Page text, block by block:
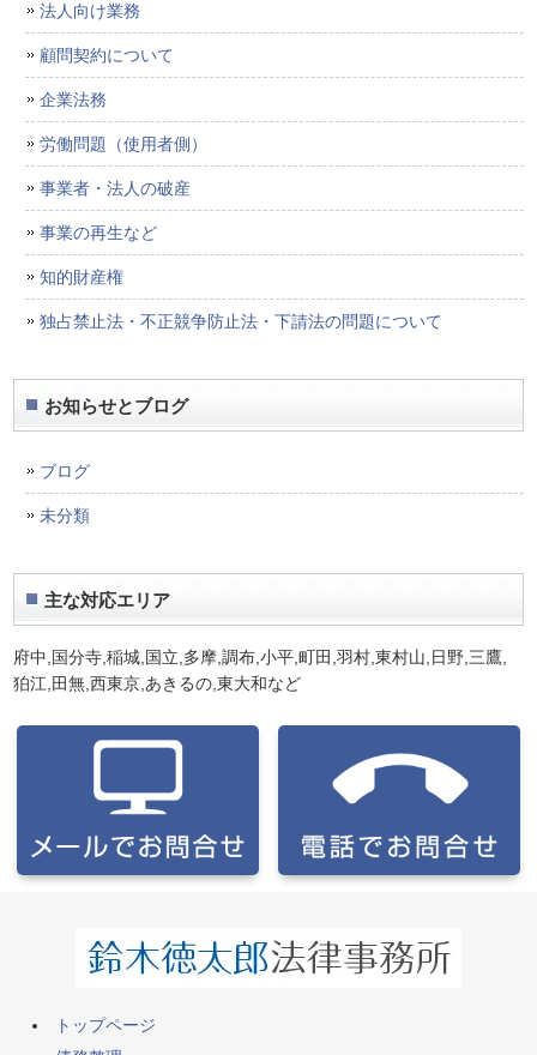
法人向け業務
顧問契約について
企業法務
労働問題（使用者側）
事業者・法人の破産
事業の再生など
知的財産権
独占禁止法・不正競争防止法・下請法の問題について
お知らせとブログ
ブログ
未分類
主な対応エリア
府中,国分寺,稲城,国立,多摩,調布,小平,町田,羽村,東村山,日野,三鷹,
狛江,田無,西東京,あきるの,東大和など
トップページ